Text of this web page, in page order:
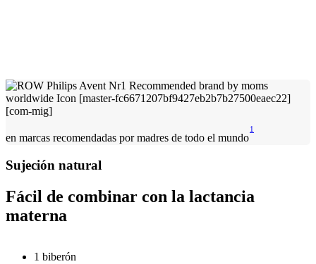
en marcas recomendadas por madres de todo el mundo
1
Sujeción natural
Fácil de combinar con la lactancia
materna
1 biberón